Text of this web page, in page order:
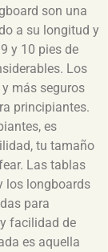
son una
a su longitud y
y 10 pies de
Los
más seguros
principiantes.
es
tu tamaño
Las tablas
los longboards
para
facilidad de
es aquella